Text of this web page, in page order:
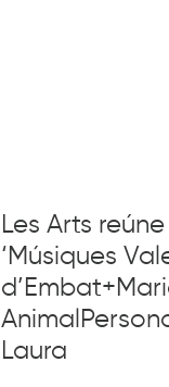
Les Arts
‘Músiques
Laura